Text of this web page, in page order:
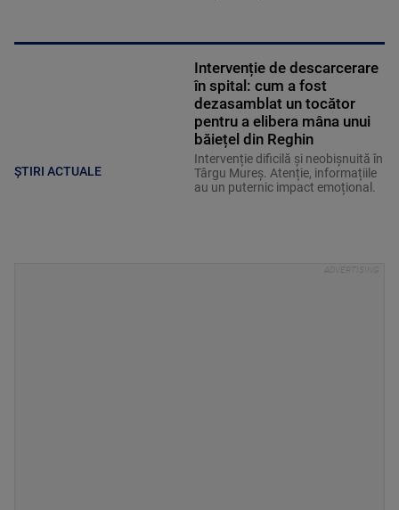
ȘTIRI ACTUALE
Intervenție de descarcerare
în spital: cum a fost
dezasamblat un tocător
pentru a elibera mâna unui
băiețel din Reghin
Intervenție dificilă și neobișnuită în
Târgu Mureș. Atenție, informațiile
au un puternic impact emoțional.